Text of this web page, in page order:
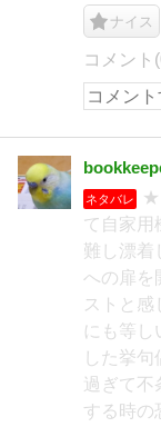
ナイス
コメント
ネタバレ
て自家用
難し漂着
への扉を
ストと
にも等し
した挙
過ぎて不
する時の